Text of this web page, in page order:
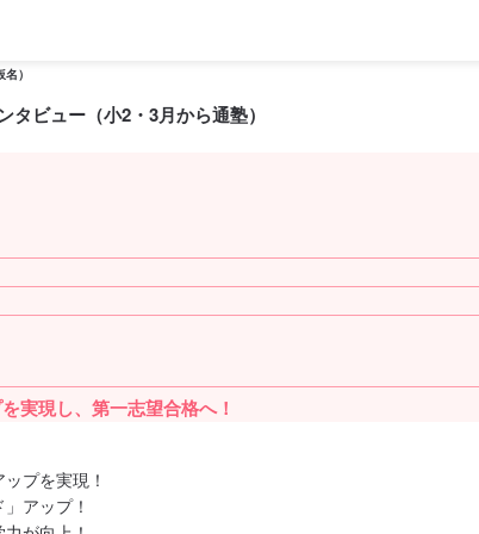
）
ビュー（小2・3月から通塾）
実現し、第一志望合格へ！
プを実現！
アップ！